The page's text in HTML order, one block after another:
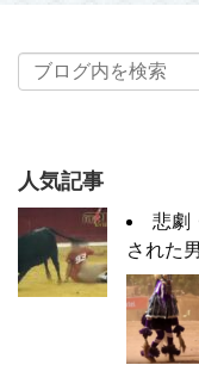
人気記事
悲劇
された男